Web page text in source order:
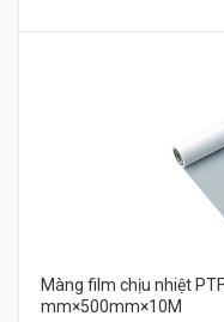
Màng film chịu nhiệt
mm×500mm×10M